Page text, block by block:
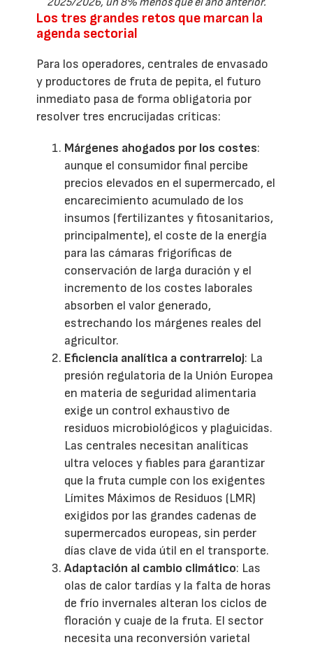
Los tres grandes retos que marcan la
agenda sectorial
Para los operadores, centrales de envasado
y productores de fruta de pepita, el futuro
inmediato pasa de forma obligatoria por
resolver tres encrucijadas críticas:
Márgenes ahogados por los costes:
aunque el consumidor final percibe
precios elevados en el supermercado, el
encarecimiento acumulado de los
insumos (fertilizantes y fitosanitarios,
principalmente), el coste de la energía
para las cámaras frigoríficas de
conservación de larga duración y el
incremento de los costes laborales
absorben el valor generado,
estrechando los márgenes reales del
agricultor.
Eficiencia analítica a contrarreloj: La
presión regulatoria de la Unión Europea
en materia de seguridad alimentaria
exige un control exhaustivo de
residuos microbiológicos y plaguicidas.
Las centrales necesitan analíticas
ultra veloces y fiables para garantizar
que la fruta cumple con los exigentes
Límites Máximos de Residuos (LMR)
exigidos por las grandes cadenas de
supermercados europeas, sin perder
días clave de vida útil en el transporte.
Adaptación al cambio climático: Las
olas de calor tardías y la falta de horas
de frío invernales alteran los ciclos de
floración y cuaje de la fruta. El sector
necesita una reconversión varietal